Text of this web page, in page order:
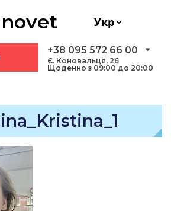
+38 095 572 66 00
Є. Коновальця, 26
Щоденно з 09:00 до 20:00